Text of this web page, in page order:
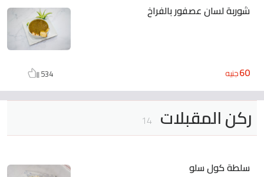
شوربة لسان عصفور بالفراخ
60جنيه 534
ركن المقبلات 14
سلطة كول سلو